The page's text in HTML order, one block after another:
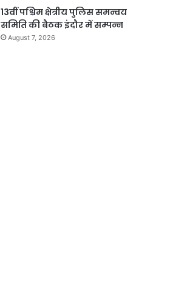
13वीं पश्चिम क्षेत्रीय पुलिस समन्वय
समिति की बैठक इंदौर में सम्पन्न
August 7, 2026